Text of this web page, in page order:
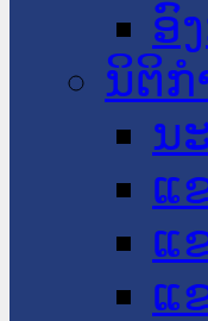
ອົ
ນິຕິກໍ
ນ
ແ
ແ
ແ